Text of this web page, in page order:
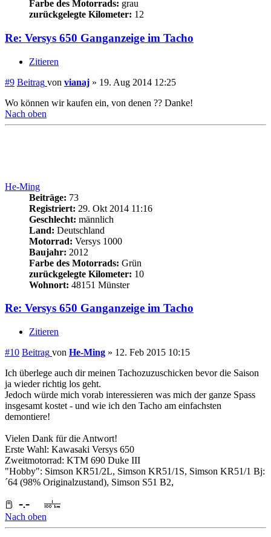
He-Ming
Beiträge:73
Geschlecht:
Motorrad:Versys 1000
Baujahr: 2012
Farbe des Motorrads:Grün
zurückgelegte Kilometer:
Beitrag von He-Ming
Ich überlege auch dir meinen Tachozuzuschicken bevor die Saison
ja wieder richtig los geht.
Jedoch würde mich vorab interessieren was mich der ganze Spass
insgesamt kostet - und wie ich den Tacho am einfachsten
demontiere!
Vielen Dank für die Antwort!
Zweitmotorrad: KTM 690 Duke III
"Hobby": Simson KR51/2L, Simson KR51/1S, Simson KR51/1 Bj:
´64 (98% Originalzustand), Simson S51 B2,
tobias82
Beiträge:851
Registriert:
Land: Deutschland
Motorrad:Versys LE650A ABS (Nuda 900 R)
Baujahr: 2007
Farbe des Motorrads:Schwarz (rot)
zurückgelegte Kilometer:65000
Wohnort:
Kontaktdaten:
Kontaktdaten von tobias82
Website